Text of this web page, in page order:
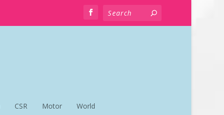
CSR Motor World